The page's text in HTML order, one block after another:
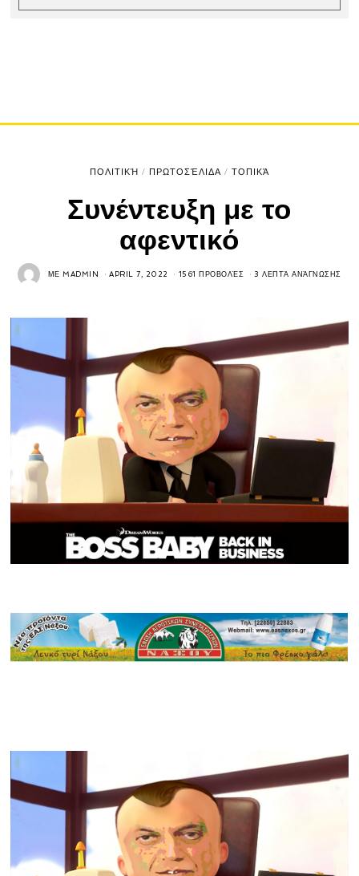
ΠΟΛΙΤΙΚΉ / ΠΡΩΤΟΣΈΛΙΔΑ / ΤΟΠΙΚΆ
Συνέντευξη με το
αφεντικό
ΜΕMADMIN APRIL 7, 2022 1561 ΠΡΟΒΟΛΈΣ 3 ΛΕΠΤΆ ΑΝΆΓΝΩΣΗΣ